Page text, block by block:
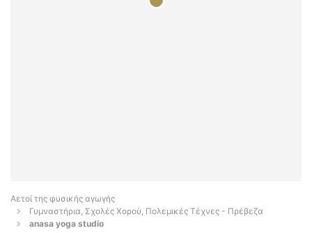
Αετοί της φυσικής αγωγής
Γυμναστήρια, Σχολές Χορού, Πολεμικές Τέχνες - Πρέβεζα
anasa yoga studio